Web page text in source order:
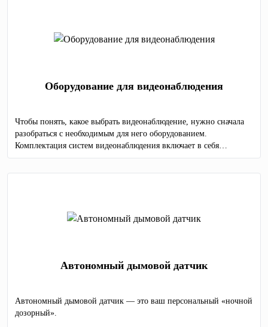
Оборудование для видеонаблюдения
Чтобы понять, какое выбрать видеонаблюдение, нужно сначала
разобраться с необходимым для него оборудованием.
Комплектация систем видеонаблюдения включает в себя
несколько обязательных элементов:
Автономный дымовой датчик
Автономный дымовой датчик — это ваш персональный «ночной
дозорный».